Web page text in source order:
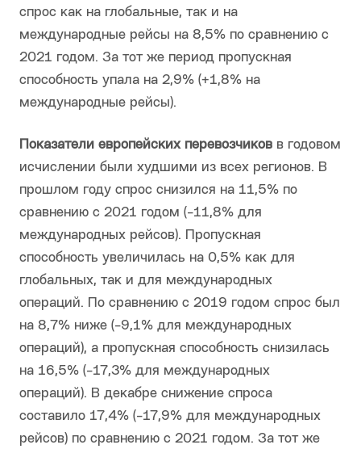
спрос как на глобальные, так и на
международные рейсы на 8,5% по сравнению с
2021 годом. За тот же период пропускная
способность упала на 2,9% (+1,8% на
международные рейсы).
Показатели европейских перевозчиков в годовом
исчислении были худшими из всех регионов. В
прошлом году спрос снизился на 11,5% по
сравнению с 2021 годом (-11,8% для
международных рейсов). Пропускная
способность увеличилась на 0,5% как для
глобальных, так и для международных
операций. По сравнению с 2019 годом спрос был
на 8,7% ниже (-9,1% для международных
операций), а пропускная способность снизилась
на 16,5% (-17,3% для международных
операций). В декабре снижение спроса
составило 17,4% (-17,9% для международных
рейсов) по сравнению с 2021 годом. За тот же